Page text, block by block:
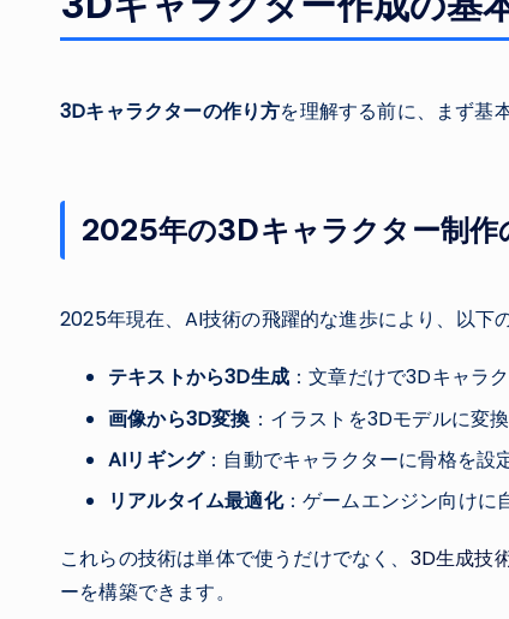
3Dキャラクターの作り方を理解する前に、まず基
2025年の3Dキャラクター制作
2025年現在、AI技術の飛躍的な進歩により、以下
テキストから3D生成 ：文章だけで3Dキャラ
画像から3D変換 ：イラストを3Dモデルに変換
AIリギング：自動でキャラクターに骨格を設
リアルタイム最適化：ゲームエンジン向けに
これらの技術は単体で使うだけでなく、 3D生成技
ーを構築できます。